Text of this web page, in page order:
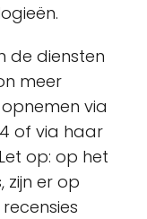
de diensten
meer
via
of via haar
op: op het
zijn er op